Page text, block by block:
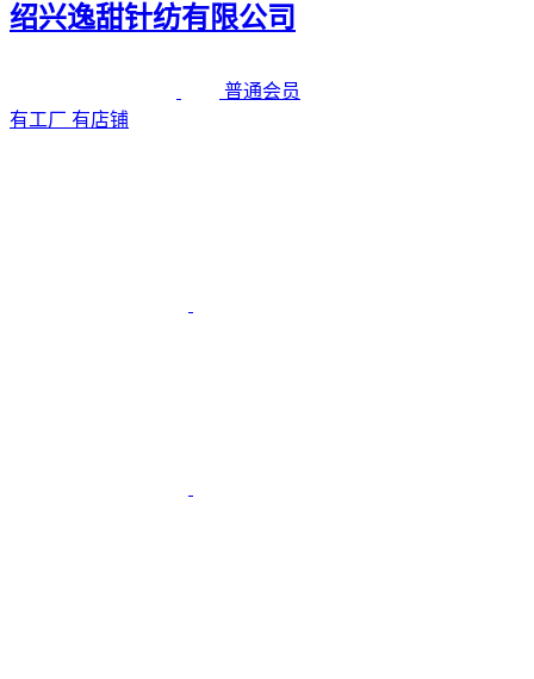
绍兴逸甜针纺有限公司
普通会员
有工厂 有店铺